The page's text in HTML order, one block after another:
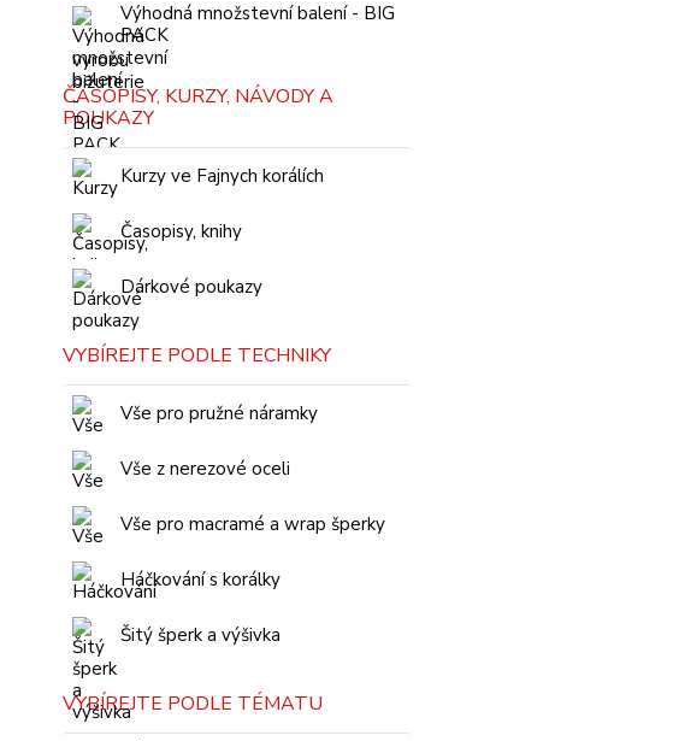
Výhodná množstevní balení - BIG
PACK
ČASOPISY, KURZY, NÁVODY A
POUKAZY
Kurzy ve Fajnych korálích
Časopisy, knihy
Dárkové poukazy
VYBÍREJTE PODLE TECHNIKY
Vše pro pružné náramky
Vše z nerezové oceli
Vše pro macramé a wrap šperky
Háčkování s korálky
Šitý šperk a výšivka
VYBÍREJTE PODLE TÉMATU